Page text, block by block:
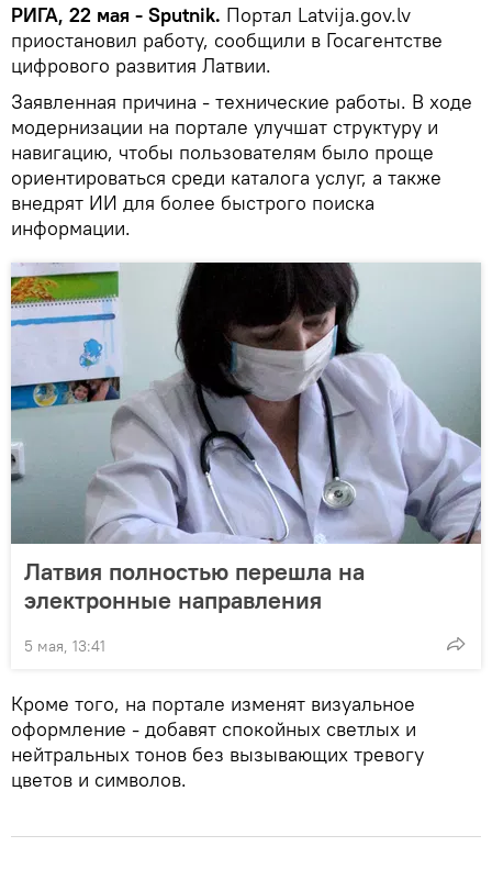
РИГА, 22 мая - Sputnik. Портал Latvija.gov.lv
приостановил работу, сообщили в Госагентстве
цифрового развития Латвии.
Заявленная причина - технические работы. В ходе
модернизации на портале улучшат структуру и
навигацию, чтобы пользователям было проще
ориентироваться среди каталога услуг, а также
внедрят ИИ для более быстрого поиска
информации.
Латвия полностью перешла на
электронные направления
5 мая, 13:41
Кроме того, на портале изменят визуальное
оформление - добавят спокойных светлых и
нейтральных тонов без вызывающих тревогу
цветов и символов.